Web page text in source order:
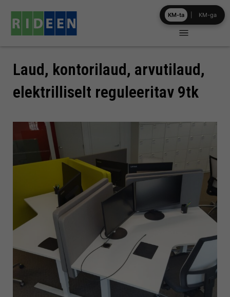
content
Laud, kontorilaud, arvutilaud,
elektrilliselt reguleeritav 9tk
KM-ta KM-ga